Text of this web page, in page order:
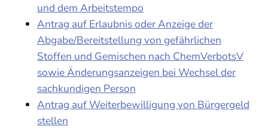
und dem Arbeitstempo
Antrag auf Erlaubnis oder Anzeige der
Abgabe/Bereitstellung von gefährlichen
Stoffen und Gemischen nach ChemVerbotsV
sowie Änderungsanzeigen bei Wechsel der
sachkundigen Person
Antrag auf Weiterbewilligung von Bürgergeld
stellen